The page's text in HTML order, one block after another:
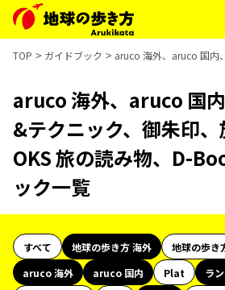
TOP ガイドブック aruco 海外、aruco 国内
aruco 海外、aruco 国
&テクニック、御朱印
OKS 旅の読み物、D-
ック一覧
すべて 地球の歩き方 海外
地球の歩き
aruco 海外
aruco 国内 Plat
ラ